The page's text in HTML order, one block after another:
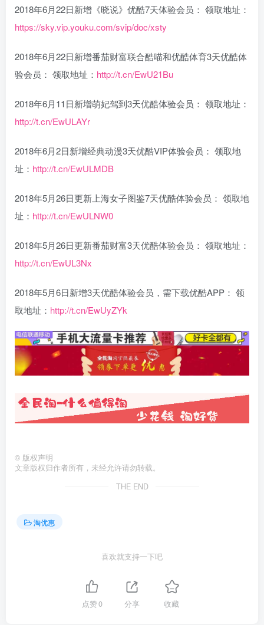
2018年6月22日新增《晓说》优酷7天体验会员： 领取地址：
https://sky.vip.youku.com/svip/doc/xsty
2018年6月22日新增番茄财富联合酷喵和优酷体育3天优酷体
验会员： 领取地址： http://t.cn/EwU21Bu
2018年6月11日新增萌妃驾到3天优酷体验会员： 领取地址：
http://t.cn/EwULAYr
2018年6月2日新增经典动漫3天优酷VIP体验会员： 领取地
址： http://t.cn/EwULMDB
2018年5月26日更新上海女子图鉴7天优酷体验会员： 领取地
址： http://t.cn/EwULNW0
2018年5月26日更新番茄财富3天优酷体验会员： 领取地址：
http://t.cn/EwUL3Nx
2018年5月6日新增3天优酷体验会员，需下载优酷APP： 领
取地址： http://t.cn/EwUyZYk
© 版权声明
文章版权归作者所有，未经允许请勿转载。
THE END
淘优惠
喜欢就支持一下吧
点赞0 分享 收藏